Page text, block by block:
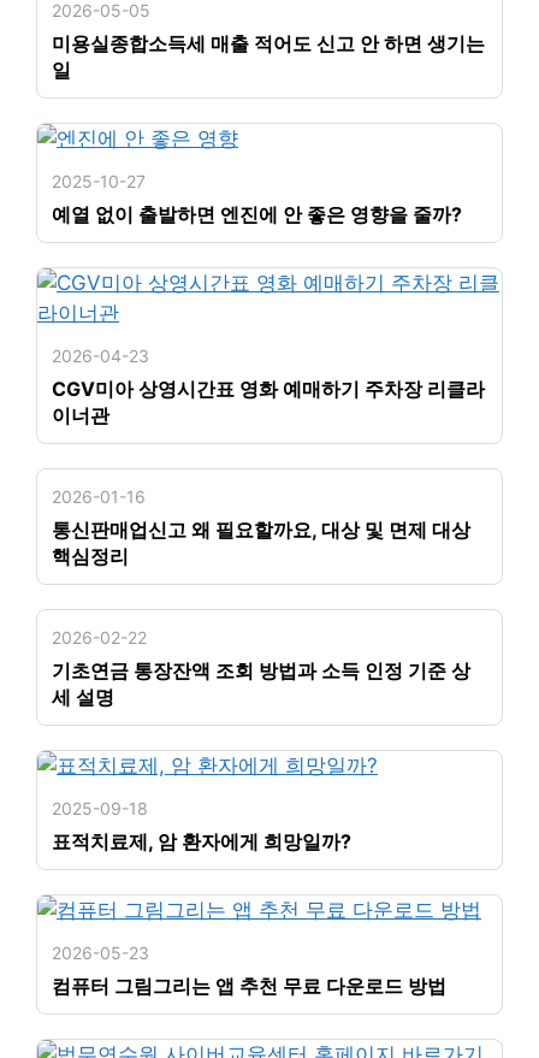
2026-05-05
미용실종합소득세 매출 적어도 신고 안 하면 생기는
일
2025-10-27
예열 없이 출발하면 엔진에 안 좋은 영향을 줄까?
2026-04-23
CGV미아 상영시간표 영화 예매하기 주차장 리클라
이너관
2026-01-16
통신판매업신고 왜 필요할까요, 대상 및 면제 대상
핵심정리
2026-02-22
기초연금 통장잔액 조회 방법과 소득 인정 기준 상
세 설명
2025-09-18
표적치료제, 암 환자에게 희망일까?
2026-05-23
컴퓨터 그림그리는 앱 추천 무료 다운로드 방법